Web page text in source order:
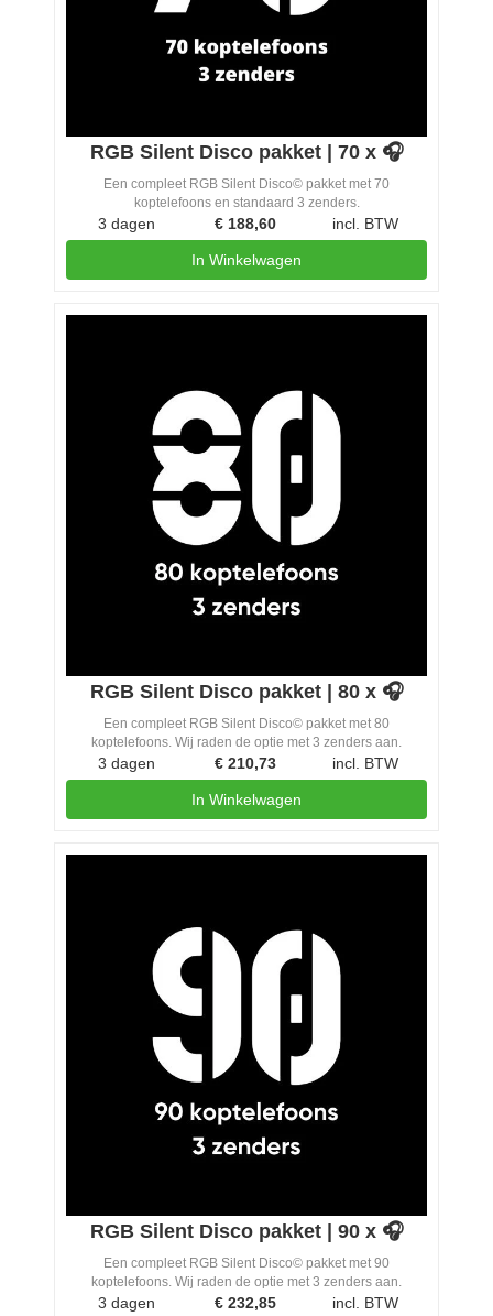
RGB Silent Disco pakket | 70 x 🎧
Een compleet RGB Silent Disco© pakket met 70
koptelefoons en standaard 3 zenders.
3 dagen € 188,60 incl. BTW
In Winkelwagen
RGB Silent Disco pakket | 80 x 🎧
Een compleet RGB Silent Disco© pakket met 80
koptelefoons. Wij raden de optie met 3 zenders aan.
3 dagen € 210,73 incl. BTW
In Winkelwagen
RGB Silent Disco pakket | 90 x 🎧
Een compleet RGB Silent Disco© pakket met 90
koptelefoons. Wij raden de optie met 3 zenders aan.
3 dagen € 232,85 incl. BTW